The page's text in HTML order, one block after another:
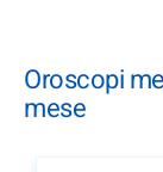
Oroscopi
mese